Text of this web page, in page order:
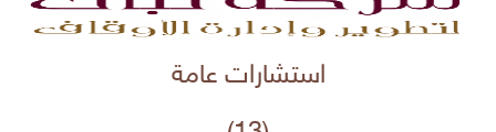
استشارات عامة